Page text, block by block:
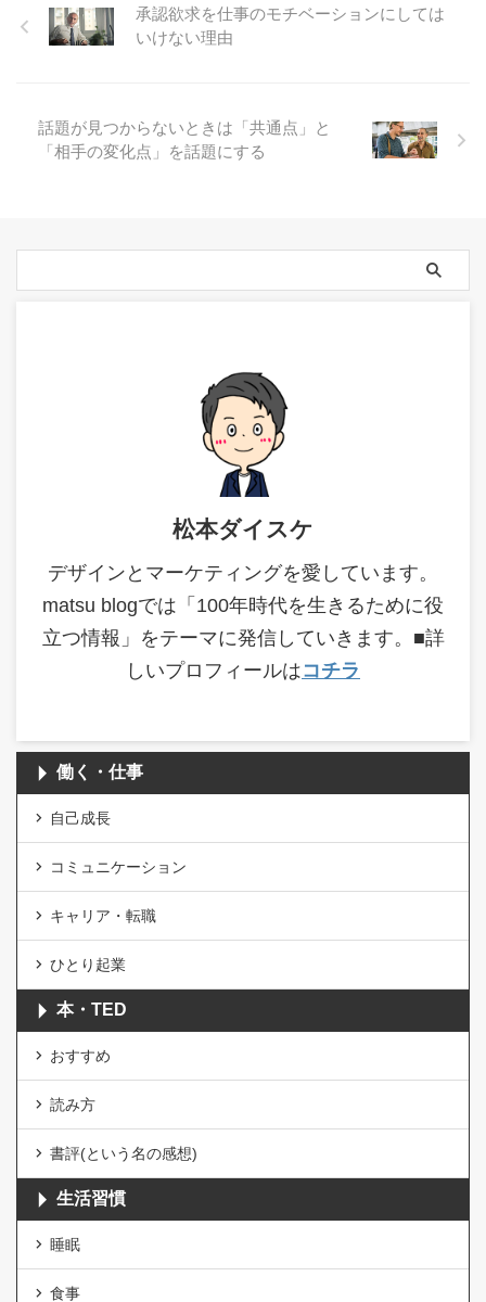
承認欲求を仕事のモチベーションにしては
いけない理由
話題が見つからないときは「共通点」と
「相手の変化点」を話題にする
松本ダイスケ
デザインとマーケティングを愛しています。
matsu blogでは「100年時代を生きるために役
立つ情報」をテーマに発信していきます。■詳
しいプロフィールはコチラ
働く・仕事
自己成長
コミュニケーション
キャリア・転職
ひとり起業
本・TED
おすすめ
読み方
書評(という名の感想)
生活習慣
睡眠
食事